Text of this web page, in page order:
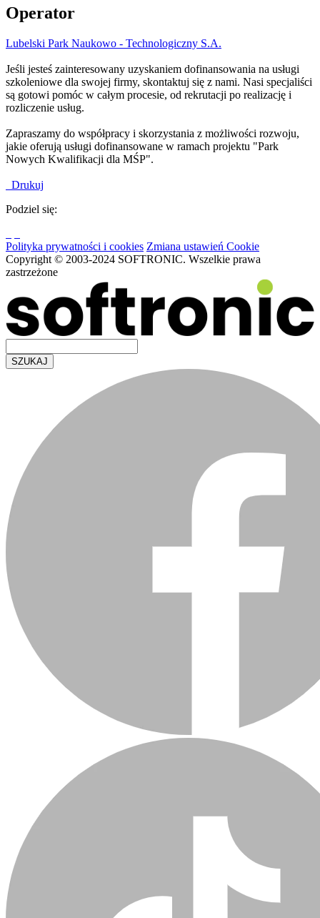
Operator
Lubelski Park Naukowo - Technologiczny S.A.
Jeśli jesteś zainteresowany uzyskaniem dofinansowania na usługi
szkoleniowe dla swojej firmy, skontaktuj się z nami. Nasi specjaliści
są gotowi pomóc w całym procesie, od rekrutacji po realizację i
rozliczenie usług.
Zapraszamy do współpracy i skorzystania z możliwości rozwoju,
jakie oferują usługi dofinansowane w ramach projektu "Park
Nowych Kwalifikacji dla MŚP".
Drukuj
Podziel się:
Polityka prywatności i cookies Zmiana ustawień Cookie
Copyright © 2003-2024 SOFTRONIC. Wszelkie prawa
zastrzeżone